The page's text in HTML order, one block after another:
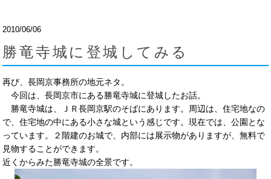
2010/06/06
勝竜寺城に登城してみる
再び、長岡京事務所の地元ネタ。
今回は、長岡京市にある勝竜寺城に登城したお話。
勝竜寺城は、ＪＲ長岡京駅のそばにあります。周辺は、住宅地なの
で、住宅地の中にある小さな城という感じです。現在では、公園とな
っています。２階建のお城で、内部には展示物がありますが、無料で
見物することができます。
近くからみた勝竜寺城の全景です。